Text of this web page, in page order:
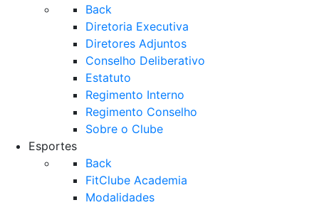
Back
Diretoria Executiva
Diretores Adjuntos
Conselho Deliberativo
Estatuto
Regimento Interno
Regimento Conselho
Sobre o Clube
Esportes
Back
FitClube Academia
Modalidades